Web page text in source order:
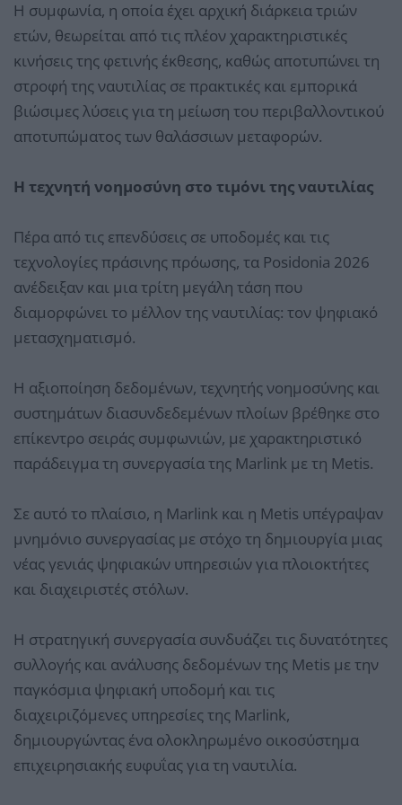
Η συμφωνία, η οποία έχει αρχική διάρκεια τριών
ετών, θεωρείται από τις πλέον χαρακτηριστικές
κινήσεις της φετινής έκθεσης, καθώς αποτυπώνει τη
στροφή της ναυτιλίας σε πρακτικές και εμπορικά
βιώσιμες λύσεις για τη μείωση του περιβαλλοντικού
αποτυπώματος των θαλάσσιων μεταφορών.
Η τεχνητή νοημοσύνη στο τιμόνι της ναυτιλίας
Πέρα από τις επενδύσεις σε υποδομές και τις
τεχνολογίες πράσινης πρόωσης, τα Posidonia 2026
ανέδειξαν και μια τρίτη μεγάλη τάση που
διαμορφώνει το μέλλον της ναυτιλίας: τον ψηφιακό
μετασχηματισμό.
Η αξιοποίηση δεδομένων, τεχνητής νοημοσύνης και
συστημάτων διασυνδεδεμένων πλοίων βρέθηκε στο
επίκεντρο σειράς συμφωνιών, με χαρακτηριστικό
παράδειγμα τη συνεργασία της Marlink με τη Metis.
Σε αυτό το πλαίσιο, η Marlink και η Metis υπέγραψαν
μνημόνιο συνεργασίας με στόχο τη δημιουργία μιας
νέας γενιάς ψηφιακών υπηρεσιών για πλοιοκτήτες
και διαχειριστές στόλων.
Η στρατηγική συνεργασία συνδυάζει τις δυνατότητες
συλλογής και ανάλυσης δεδομένων της Metis με την
παγκόσμια ψηφιακή υποδομή και τις
διαχειριζόμενες υπηρεσίες της Marlink,
δημιουργώντας ένα ολοκληρωμένο οικοσύστημα
επιχειρησιακής ευφυΐας για τη ναυτιλία.